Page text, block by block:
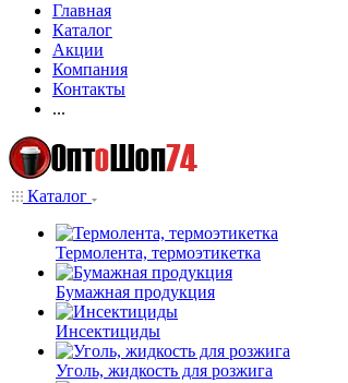
Главная
Каталог
Акции
Компания
Контакты
...
Каталог
Термолента, термоэтикетка
Бумажная продукция
Инсектициды
Уголь, жидкость для розжига